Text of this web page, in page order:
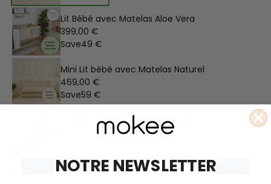
Lit Bébé avec Matelas Aloe Vera
399,00 €
Save49 €
Mini Lit bébé avec Matelas Naturel
469,00 €
Save59 €
Lit Bébé avec Matelas Respirant
529,00 €
Produits associés
NOTRE NEWSLETTER